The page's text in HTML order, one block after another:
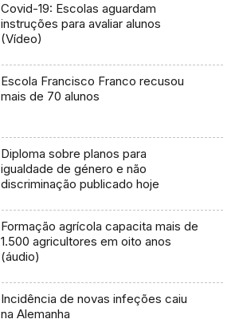
Covid-19: Escolas aguardam
instruções para avaliar alunos
(Vídeo)
Escola Francisco Franco recusou
mais de 70 alunos
Diploma sobre planos para
igualdade de género e não
discriminação publicado hoje
Formação agrícola capacita mais de
1.500 agricultores em oito anos
(áudio)
Incidência de novas infeções caiu
na Alemanha